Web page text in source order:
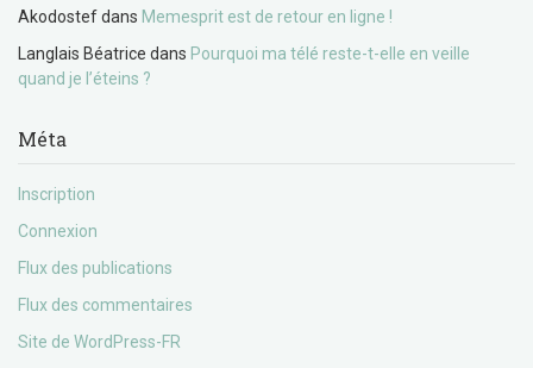
Akodostefdans Memesprit est de retour en ligne !
Langlais Béatrice dans Pourquoi ma télé reste-t-elle en veille
quand je l’éteins ?
Méta
Inscription
Connexion
Flux des publications
Flux des commentaires
Site de WordPress-FR